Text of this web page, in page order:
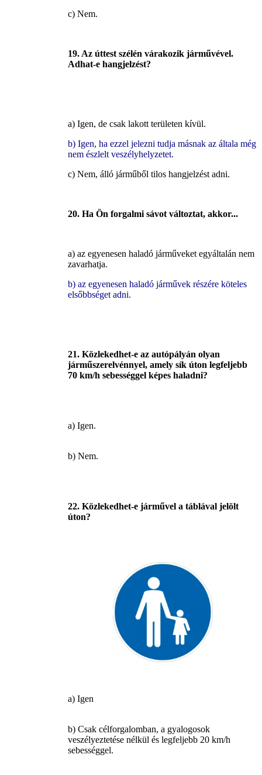
c) Nem.
19. Az úttest szélén várakozik járművével.
Adhat-e hangjelzést?
a) Igen, de csak lakott területen kívül.
b) Igen, ha ezzel jelezni tudja másnak az általa még
nem észlelt veszélyhelyzetet.
c) Nem, álló járműből tilos hangjelzést adni.
20. Ha Ön forgalmi sávot változtat, akkor...
a) az egyenesen haladó járműveket egyáltalán nem
zavarhatja.
b) az egyenesen haladó járművek részére köteles
elsőbbséget adni.
21. Közlekedhet-e az autópályán olyan
járműszerelvénnyel, amely sík úton legfeljebb
70 km/h sebességgel képes haladni?
a) Igen.
b) Nem.
22. Közlekedhet-e járművel a táblával jelölt
úton?
a) Igen
b) Csak célforgalomban, a gyalogosok
veszélyeztetése nélkül és legfeljebb 20 km/h
sebességgel.